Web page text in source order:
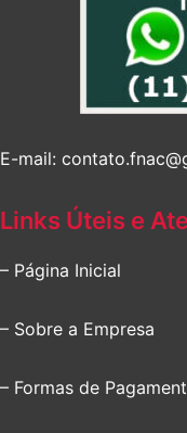
E-mail:
Links Úteis e
– Página Inicial
– Sobre a Empresa
– Formas de